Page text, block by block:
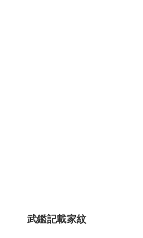
武鑑記載家紋